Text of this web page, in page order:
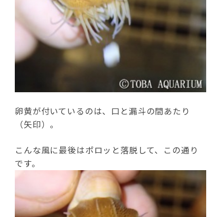
卵黄が付いているのは、口と漏斗の間あたり
（矢印）。
こんな風に最後はポロッと落脱して、この通り
です。